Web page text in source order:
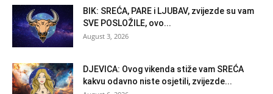
BIK: SREĆA, PARE i LJUBAV, zvijezde su vam
SVE POSLOŽILE, ovo...
August 3, 2026
DJEVICA: Ovog vikenda stiže vam SREĆA
kakvu odavno niste osjetili, zvijezde...